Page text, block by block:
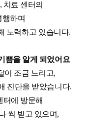
, 치료 센터의
행하며
노력하고 있습니다.
쁨을 알게 되었어요
이 조금 느리고,
진단을 받았습니다.
터에 방문해
씩 받고 있으며,